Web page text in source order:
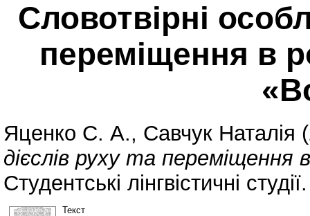
Словотвірні
переміщення в
Яценко С. А., Савчук Наталія
дієслів руху та
Студентські лінгвістичні
Текст